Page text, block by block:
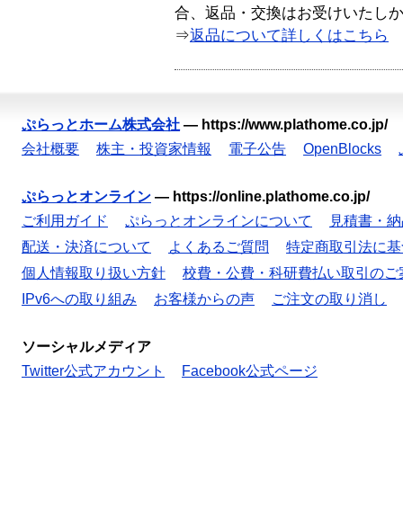
合、返品・交換はお受けいたし
⇒返品について詳しくはこちら
ぷらっとホーム株式会社 — https://www.plathome.co.jp/
会社概要
株主・投資家情報 電子公告 OpenBlocks
ぷらっとオンライン — https://online.plathome.co.jp/
ご利用ガイド
ぷらっとオンラインについて
見積書・
配送・決済について
よくあるご質問
特定商取引法に
個人情報取り扱い方針
校費・公費・科研費払い取引のご
IPv6への取り組み
お客様からの声 ご注文の取り消し
ソーシャルメディア
Twitter公式アカウント
Facebook公式ページ